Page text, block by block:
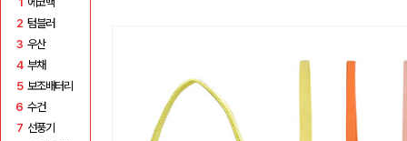
2 텀블러
3 우산
4 부채
5 보조배터리
6 수건
7 선풍기